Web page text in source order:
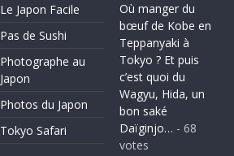
Le Japon Facile
Pas de Sushi
Photographe au
Japon
Photos du Japon
Tokyo Safari
Où manger du
bœuf de Kobe en
Teppanyaki à
Tokyo ? Et puis
c’est quoi du
Wagyu, Hida, un
bon saké
Daïginjo… - 68
votes